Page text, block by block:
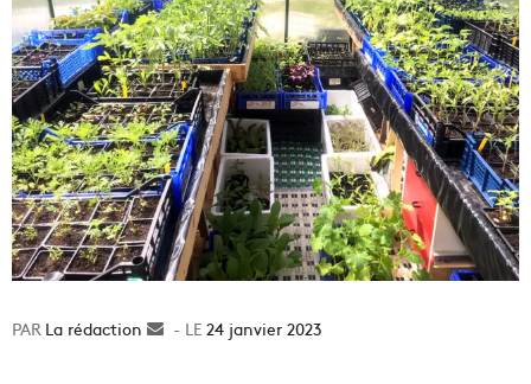
La rédaction
Envoyer24 janvier 2023